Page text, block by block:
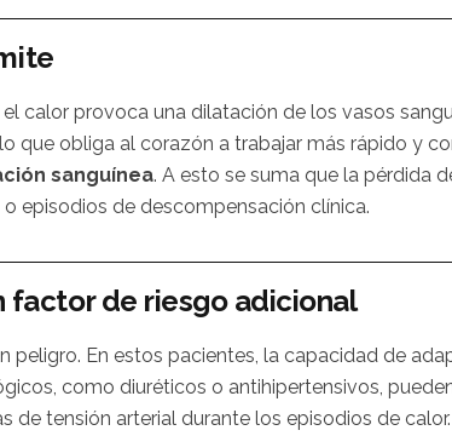
calor provoca una dilatación de los vasos
que obliga al corazón a trabajar más rápido y
sanguínea. A esto se suma que la pérdida
episodios de descompensación clínica.
factor de riesgo adicional
peligro. En estos pacientes, la capacidad de
como diuréticos o antihipertensivos,
de tensión arterial durante los episodios de